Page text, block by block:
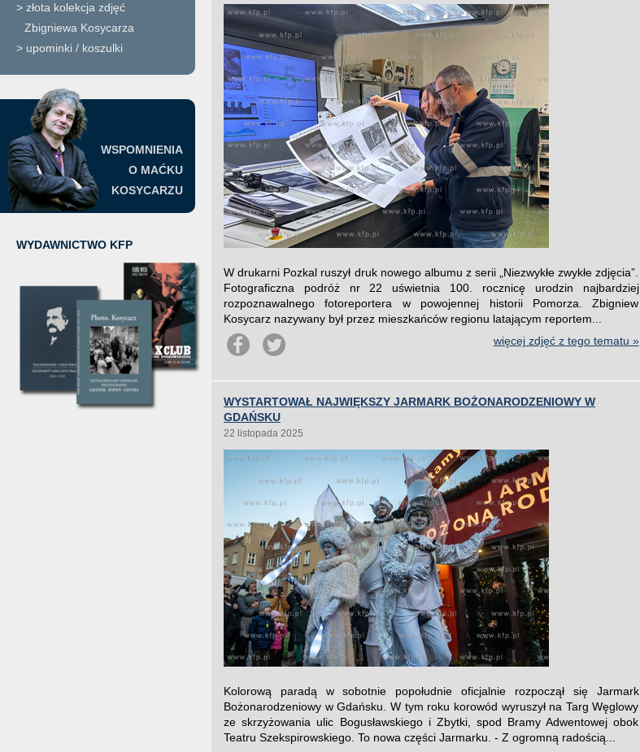
> złota kolekcja zdjęć
Zbigniewa Kosycarza
> upominki / koszulki
WSPOMNIENIA
O MAĆKU
KOSYCARZU
WYDAWNICTWO KFP
W drukarni Pozkal ruszył druk nowego albumu z serii „Niezwykłe zwykłe zdjęcia”.
Fotograficzna podróż nr 22 uświetnia 100. rocznicę urodzin najbardziej
rozpoznawalnego fotoreportera w powojennej historii Pomorza. Zbigniew
Kosycarz nazywany był przez mieszkańców regionu latającym reportem...
więcej zdjęć z tego tematu »
WYSTARTOWAŁ NAJWIĘKSZY JARMARK BOŻONARODZENIOWY W
GDAŃSKU
22 listopada 2025
Kolorową paradą w sobotnie popołudnie oficjalnie rozpoczął się Jarmark
Bożonarodzeniowy w Gdańsku. W tym roku korowód wyruszył na Targ Węglowy
ze skrzyżowania ulic Bogusławskiego i Zbytki, spod Bramy Adwentowej obok
Teatru Szekspirowskiego. To nowa części Jarmarku. - Z ogromną radością...